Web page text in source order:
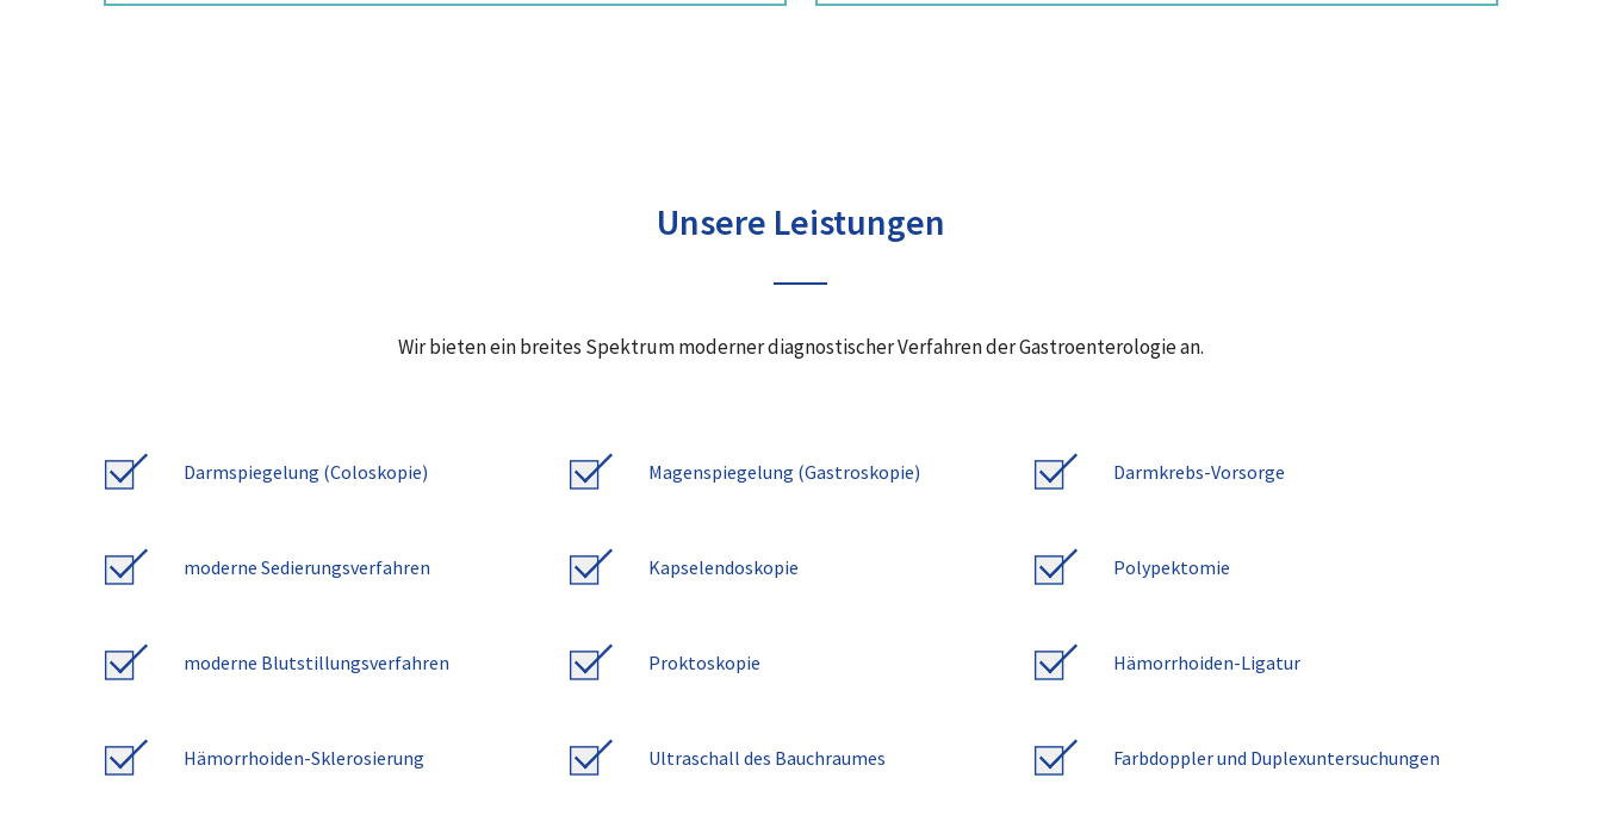
Unsere Leistungen
Wir bieten ein breites Spektrum moderner diagnostischer Verfahren der Gastroenterologie an.
Darmspiegelung (Coloskopie) Magenspiegelung (Gastroskopie) Darmkrebs-Vorsorge
moderne Sedierungsverfahren Kapselendoskopie Polypektomie
moderne Blutstillungsverfahren Proktoskopie Hämorrhoiden-Ligatur
Hämorrhoiden-Sklerosierung Ultraschall des Bauchraumes Farbdoppler und Duplexuntersuchungen